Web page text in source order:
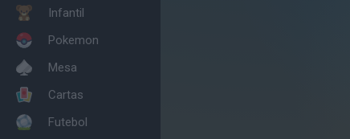
Infantil
Pokemon
Mesa
Cartas
Futebol